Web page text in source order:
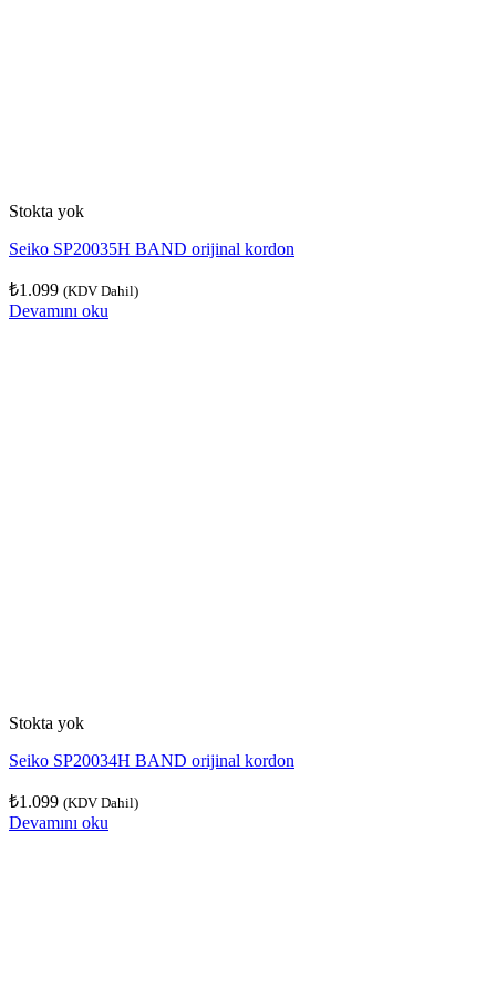
Stokta yok
Seiko SP20035H BAND orijinal kordon
₺1.099 (KDV Dahil)
Devamını oku
Stokta yok
Seiko SP20034H BAND orijinal kordon
₺1.099 (KDV Dahil)
Devamını oku